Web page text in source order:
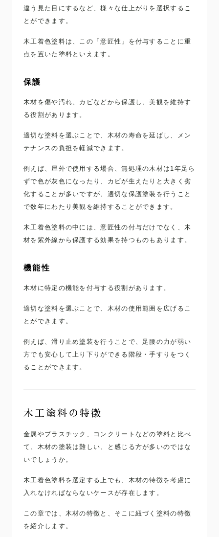
違う見た目にするなど、様々な仕上がりを選択するこ
とができます。
木工着色塗料は、この「意匠性」を付与することに重
点を置いた塗料といえます。
保護
木材を傷や汚れ、カビなどから保護し、美観を維持す
る役割があります。
適切な塗料を選ぶことで、木材の寿命を延ばし、メン
テナンスの負担を軽減できます。
例えば、屋外で使用する場合、無処理の木材は1年足ら
ずで色が灰色になったり、カビが生えたりと大きく劣
化することが多いですが、適切な保護塗装を行うこと
で数年にわたり美観を維持することができます。
木工着色塗料の中には、意匠性の付与だけでなく、木
材を紫外線から保護する効果を持つものもあります。
機能性
木材に特定の機能を付与する役割があります。
適切な塗料を選ぶことで、木材の使用範囲を広げるこ
とができます。
例えば、滑り止め塗装を行うことで、足腰の力が弱い
方でも安心して上り下りができる階段・手すりをつく
ることができます。
木工塗料の特徴
金属やプラスチック、コンクリートなどの塗料と比べ
て、木材の塗装は難しい、と感じる方が多いのではな
いでしょうか。
木工着色塗料を選定する上でも、木材の特徴を考慮に
入れなければならないケースが存在します。
この章では、木材の特徴と、そこに紐づく塗料の特徴
を紹介します。